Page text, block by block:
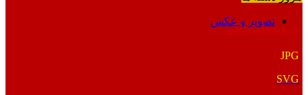
تصویر و عکس
فرمت‌های خاص
JPG
SVG